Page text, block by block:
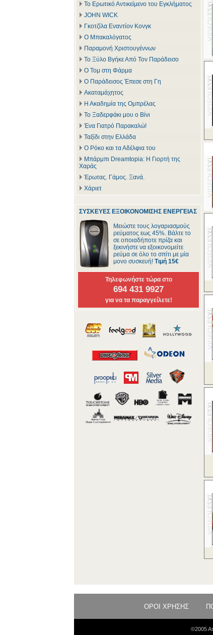
Το Ερωτικό Αντικείμενο του Εγκλήματος
JOHN WICK
Γκοτζίλα Εναντίον Κονγκ
Ο Μπακαλόγατος
Παραμονή Χριστουγέννων
Το Ξύλο Βγήκε Από Τον Παράδεισο
Ο Τομ στη Φάρμα
Ο Παράδεισος Έπεσε στη Γη
Ακαταμάχητος
Η Ακαδημία της Ομπρέλας
Το Ξαδερφάκι μου ο Βίνι
Ένα Γιατρό Παρακαλώ!
Ταξίδι στην Ελλάδα
Ο Ρόκο και τα Αδέλφια του
Μπάρμπι Dreamtopia: Η Γιορτή της
Χαράς
Έρωτας. Γάμος. Ξανά.
Χάριετ
ΣΥΣΚΕΥΕΣ ΕΞΟΙΚΟΝΟΜΙΣΗΣ ΕΝΕΡΓΕΙΑΣ
Μειώστε τους λογαριασμούς
ρεύματος εως 45%. Βάλτε το
σε οποιαδήποτε πρίζα και
ξεκινήστε να εξοικονομείτε
ρεύμα σε όλο το σπίτι με μία
μονο συσκευή! Τιμή 15€
Τηλεφωνήστε τώρα στο
694 431 9927
για να τα παραγγείλετε!
ΟΡΟΙ ΧΡΗΣΗΣ
©2005